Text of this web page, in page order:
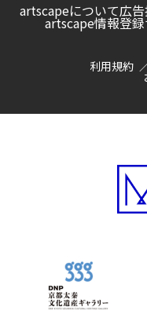
artscapeについて広
artscape情報登
利用規約